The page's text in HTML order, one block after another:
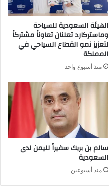
الهيئة السعودية للسياحة
وماستركارد تعلنان تعاوناً مشتركاً
لتعزيز نمو القطاع السياحي في
المملكة
منذ أسبوع واحد
سالم بن بريك سفيراً لليمن لدى
السعودية
منذ أسبوعين